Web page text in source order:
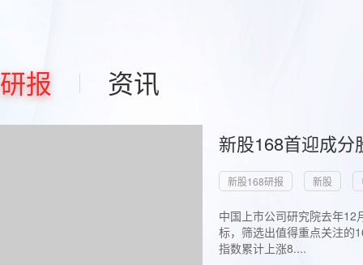
研报 资讯
新股168首迎成
新股168研报 新股
中国上市公司研究院去年
标，筛选出值得重点关注的
指数累计上涨8....